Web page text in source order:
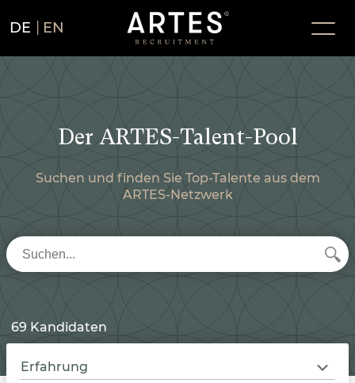
DE EN
Der ARTES-Talent-Pool
Suchen und finden Sie Top-Talente aus dem
ARTES-Netzwerk
69 Kandidaten
Erfahrung